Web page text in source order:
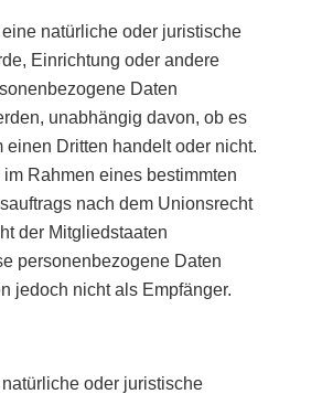
natürliche oder juristische
Einrichtung oder andere
Daten
unabhängig davon, ob es
einen Dritten handelt oder nicht.
Rahmen eines bestimmten
nach dem Unionsrecht
der Mitgliedstaaten
personenbezogene Daten
jedoch nicht als Empfänger.
oder juristische